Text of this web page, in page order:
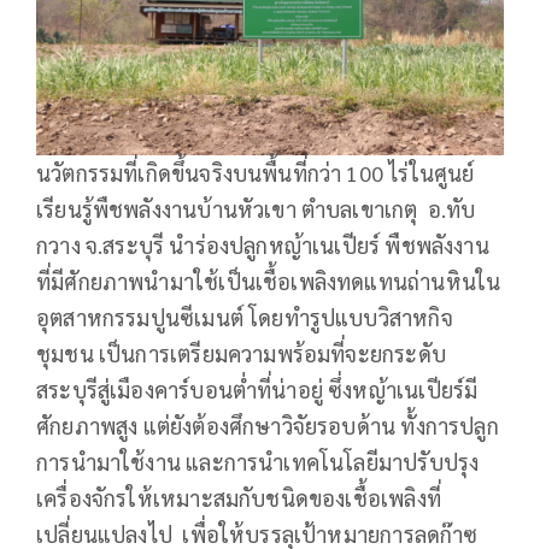
นวัตกรรมที่เกิดขึ้นจริงบนพื้นที่กว่า 100 ไร่ในศูนย์
เรียนรู้พืชพลังงานบ้านหัวเขา ตำบลเขาเกตุ อ.ทับ
กวาง จ.สระบุรี นำร่องปลูกหญ้าเนเปียร์ พืชพลังงาน
ที่มีศักยภาพนำมาใช้เป็นเชื้อเพลิงทดแทนถ่านหินใน
อุตสาหกรรมปูนซีเมนต์ โดยทำรูปแบบวิสาหกิจ
ชุมชน เป็นการเตรียมความพร้อมที่จะยกระดับ
สระบุรีสู่เมืองคาร์บอนต่ำที่น่าอยู่ ซึ่งหญ้าเนเปียร์มี
ศักยภาพสูง แต่ยังต้องศึกษาวิจัยรอบด้าน ทั้งการปลูก
การนำมาใช้งาน และการนำเทคโนโลยีมาปรับปรุง
เครื่องจักรให้เหมาะสมกับชนิดของเชื้อเพลิงที่
เปลี่ยนแปลงไป เพื่อให้บรรลุเป้าหมายการลดก๊าซ